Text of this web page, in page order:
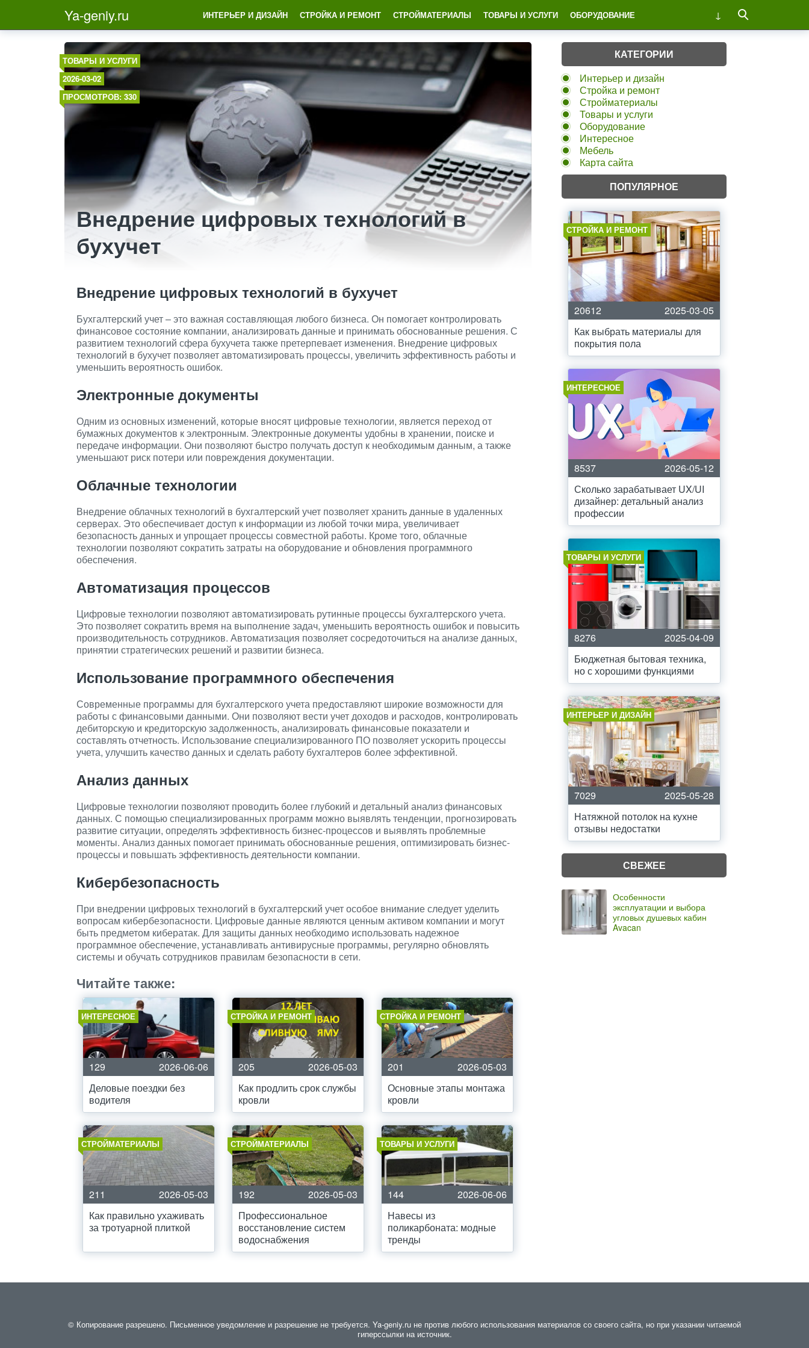
Ya-geniy.ru ИНТЕРЬЕР И ДИЗАЙН СТРОЙКА И РЕМОНТ СТРОЙМАТЕРИАЛЫ ТОВАРЫ И УСЛУГИ ОБОРУДОВАНИЕ
ТОВАРЫ И УСЛУГИ
2026-03-02
ПРОСМОТРОВ: 330
Внедрение цифровых технологий в
бухучет
Внедрение цифровых технологий в бухучет
Бухгалтерский учет – это важная составляющая любого бизнеса. Он помогает контролировать
финансовое состояние компании, анализировать данные и принимать обоснованные решения. С
развитием технологий сфера бухучета также претерпевает изменения. Внедрение цифровых
технологий в бухучет позволяет автоматизировать процессы, увеличить эффективность работы и
уменьшить вероятность ошибок.
Электронные документы
Одним из основных изменений, которые вносят цифровые технологии, является переход от
бумажных документов к электронным. Электронные документы удобны в хранении, поиске и
передаче информации. Они позволяют быстро получать доступ к необходимым данным, а также
уменьшают риск потери или повреждения документации.
Облачные технологии
Внедрение облачных технологий в бухгалтерский учет позволяет хранить данные в удаленных
серверах. Это обеспечивает доступ к информации из любой точки мира, увеличивает
безопасность данных и упрощает процессы совместной работы. Кроме того, облачные
технологии позволяют сократить затраты на оборудование и обновления программного
обеспечения.
Автоматизация процессов
Цифровые технологии позволяют автоматизировать рутинные процессы бухгалтерского учета.
Это позволяет сократить время на выполнение задач, уменьшить вероятность ошибок и повысить
производительность сотрудников. Автоматизация позволяет сосредоточиться на анализе данных,
принятии стратегических решений и развитии бизнеса.
Использование программного обеспечения
Современные программы для бухгалтерского учета предоставляют широкие возможности для
работы с финансовыми данными. Они позволяют вести учет доходов и расходов, контролировать
дебиторскую и кредиторскую задолженность, анализировать финансовые показатели и
составлять отчетность. Использование специализированного ПО позволяет ускорить процессы
учета, улучшить качество данных и сделать работу бухгалтеров более эффективной.
Анализ данных
Цифровые технологии позволяют проводить более глубокий и детальный анализ финансовых
данных. С помощью специализированных программ можно выявлять тенденции, прогнозировать
развитие ситуации, определять эффективность бизнес-процессов и выявлять проблемные
моменты. Анализ данных помогает принимать обоснованные решения, оптимизировать бизнес-
процессы и повышать эффективность деятельности компании.
Кибербезопасность
При внедрении цифровых технологий в бухгалтерский учет особое внимание следует уделить
вопросам кибербезопасности. Цифровые данные являются ценным активом компании и могут
быть предметом кибератак. Для защиты данных необходимо использовать надежное
программное обеспечение, устанавливать антивирусные программы, регулярно обновлять
системы и обучать сотрудников правилам безопасности в сети.
Читайте также:
ИНТЕРЕСНОЕ
129
2026-06-06
Деловые поездки без
водителя
СТРОЙКА И РЕМОНТ
205
2026-05-03
Как продлить срок службы
кровли
СТРОЙКА И РЕМОНТ
201
2026-05-03
Основные этапы монтажа
кровли
СТРОЙМАТЕРИАЛЫ
211
2026-05-03
Как правильно ухаживать
за тротуарной плиткой
СТРОЙМАТЕРИАЛЫ
192
2026-05-03
Профессиональное
восстановление систем
водоснабжения
ТОВАРЫ И УСЛУГИ
144
2026-06-06
Навесы из
поликарбоната: модные
тренды
КАТЕГОРИИ
Интерьер и дизайн
Стройка и ремонт
Стройматериалы
Товары и услуги
Оборудование
Интересное
Мебель
Карта сайта
ПОПУЛЯРНОЕ
СТРОЙКА И РЕМОНТ
20612
2025-03-05
Как выбрать материалы для
покрытия пола
ИНТЕРЕСНОЕ
8537
2026-05-12
Сколько зарабатывает UX/UI
дизайнер: детальный анализ
профессии
ТОВАРЫ И УСЛУГИ
8276
2025-04-09
Бюджетная бытовая техника,
но с хорошими функциями
ИНТЕРЬЕР И ДИЗАЙН
7029
2025-05-28
Натяжной потолок на кухне
отзывы недостатки
СВЕЖЕЕ
Особенности
эксплуатации и выбора
угловых душевых кабин
Avacan
© Копирование разрешено. Письменное уведомление и разрешение не требуется. Ya-geniy.ru не против любого использования материалов со своего сайта, но при указании читаемой
гиперссылки на источник.